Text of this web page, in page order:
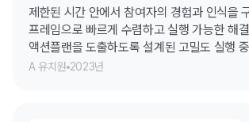
제한된 시간 안에서 참여자의 경험과 인식을
프레임으로 빠르게 수렴하고 실행 가능한 해
액션플랜을 도출하도록 설계된 고밀도 실행
A 유치원 2023년